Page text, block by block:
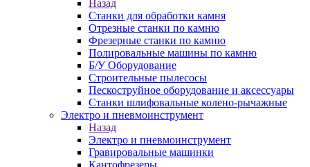
Назад
Станки для обработки камня
Отрезные станки по камню
Фрезерные станки по камню
Полировальные машины по камню
Б/У Оборудование
Строительные пылесосы
Пескоструйное оборудование и аксессуары
Станки шлифовальные колено-рычажные
Электро и пневмоинструмент
Назад
Электро и пневмоинструмент
Гравировальные машинки
Кантофрезеры